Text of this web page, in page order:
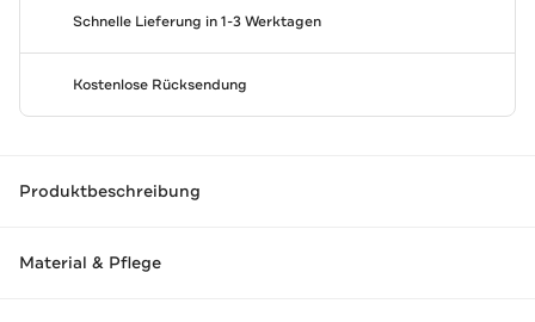
Schnelle Lieferung in 1-3 Werktagen
Kostenlose Rücksendung
Produktbeschreibung
Material & Pflege